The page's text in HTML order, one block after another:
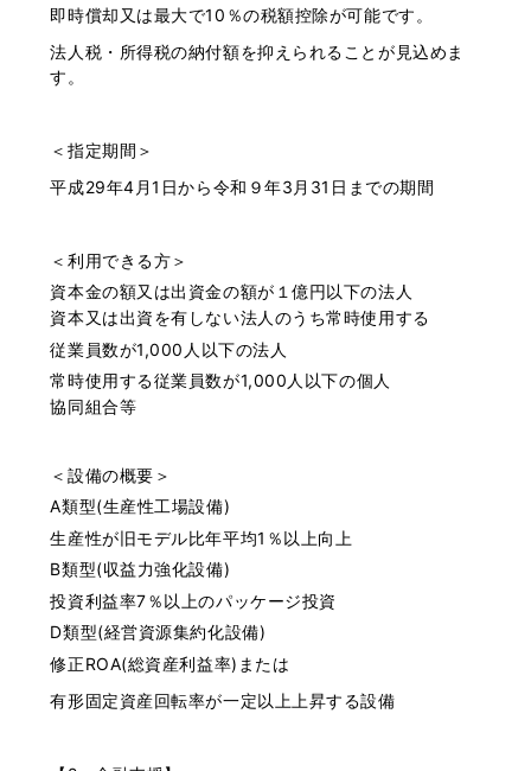
即時償却又は最大で10％の税額控除が可能です。
法人税・所得税の納付額を抑えられることが見込めま
す。
＜指定期間＞
平成29年4月1日から令和９年3月31日までの期間
＜利用できる方＞
資本金の額又は出資金の額が１億円以下の法人
資本又は出資を有しない法人のうち常時使用する
従業員数が1,000人以下の法人
常時使用する従業員数が1,000人以下の個人
協同組合等
＜設備の概要＞
A類型(生産性工場設備)
生産性が旧モデル比年平均1％以上向上
B類型(収益力強化設備)
投資利益率7％以上のパッケージ投資
D類型(経営資源集約化設備)
修正ROA(総資産利益率)または
有形固定資産回転率が一定以上上昇する設備